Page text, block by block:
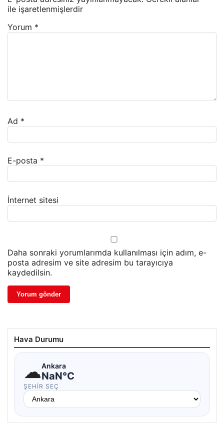
ile işaretlenmişlerdir
Yorum *
Ad *
E-posta *
İnternet sitesi
Daha sonraki yorumlarımda kullanılması için adım, e-
posta adresim ve site adresim bu tarayıcıya
kaydedilsin.
Hava Durumu
☁Ankara
NaN°C
ŞEHIR SEÇ